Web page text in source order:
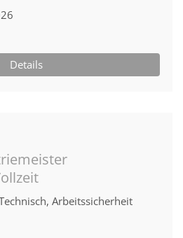
Details
Arbeitssicherheit